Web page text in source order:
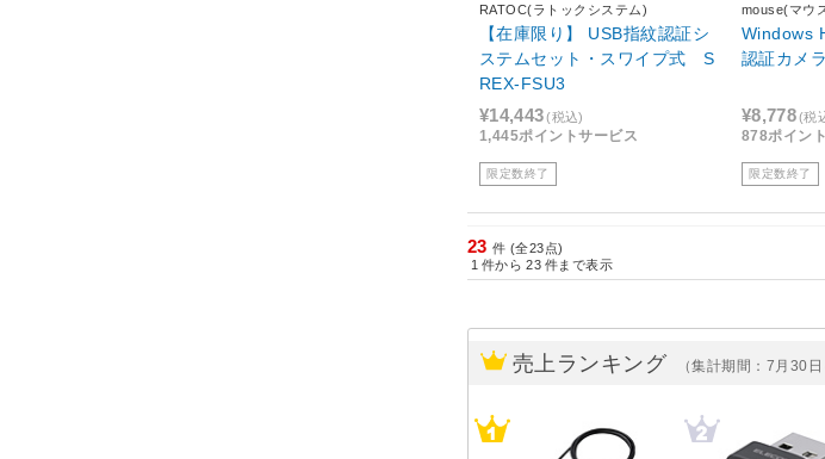
RATOC(ラトックシステム)
【在庫限り】 USB指紋認証シ
ステムセット・スワイプ式 S
REX-FSU3
¥14,443(税込)
1,445ポイントサービス
限定数終了
mouse(マウ
Windows
認証カメ
¥8,778(税
878ポイン
限定数終了
23 件 (全23点)
1 件から 23 件まで表示
売上ランキング （集計期間：7月30日